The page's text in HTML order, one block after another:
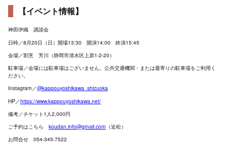
【イベント情報】
神田伊織 講談会
日時／8月20日（日）開場13:30 開演14:00 終演15:45
会場／割烹 芳川（静岡市清水区上原1-2-20）
駐車場／会場には駐車場はございません。公共交通機関・または最寄りの駐車場をご利用く
ださい。
Instagram／@kappouyoshikawa_shizuoka
HP／https://www.kappouyoshikawa.net/
備考／チケット1人2,000円
ご予約はこちら koudan.info@gmail.com （近松）
お問合せ 054-345-7522